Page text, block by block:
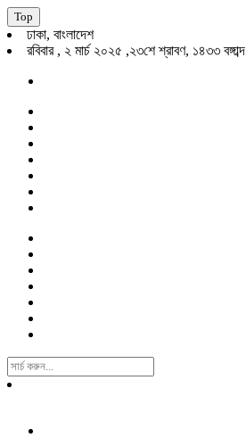
Top
ঢাকা, বাংলাদেশ
রবিবার , ২ মার্চ ২০২৫ ,২৩শে শ্রাবণ, ১৪৩৩ বঙ্গাব্দ
Search
For: